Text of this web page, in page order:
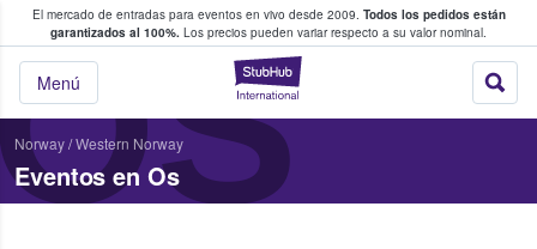
El mercado de entradas para eventos en vivo desde 2009. Todos los pedidos están
garantizados al 100%. Los precios pueden variar respecto a su valor nominal.
StubHub:
Menú
y venta de entradas entre fans
Norway/Western Norway
Eventos en Os